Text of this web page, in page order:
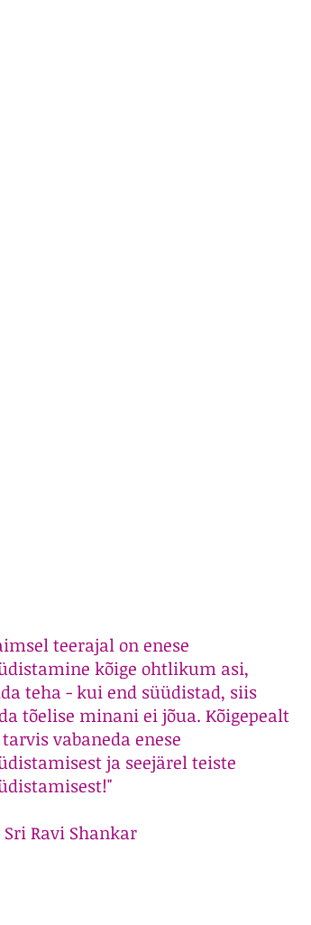
teerajal on enese
kõige ohtlikum asi,
teha - kui end süüdistad, siis
tõelise minani ei jõua. Kõigepealt
vabaneda enese
ja seejärel teiste
Sri Ravi Shankar